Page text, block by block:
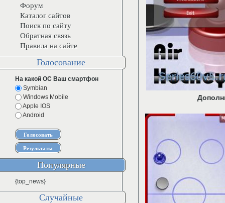
Форум
Каталог сайтов
Поиск по сайту
Обратная связь
Правила на сайте
Голосование
На какой ОС Ваш смартфон
Symbian
Windows Mobile
Apple IOS
Android
Популярные
{top_news}
Случайные